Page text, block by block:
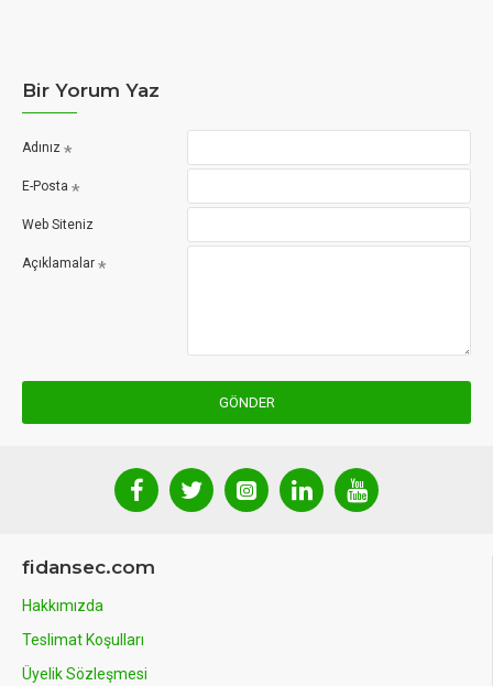
Bir Yorum Yaz
Adınız
E-Posta
Web Siteniz
Açıklamalar
GÖNDER
fidansec.com
Hakkımızda
Teslimat Koşulları
Üyelik Sözleşmesi